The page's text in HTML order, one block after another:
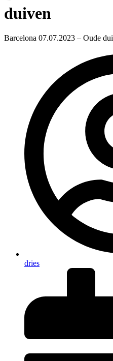
duiven
Barcelona 07.07.2023 – Oude
dries